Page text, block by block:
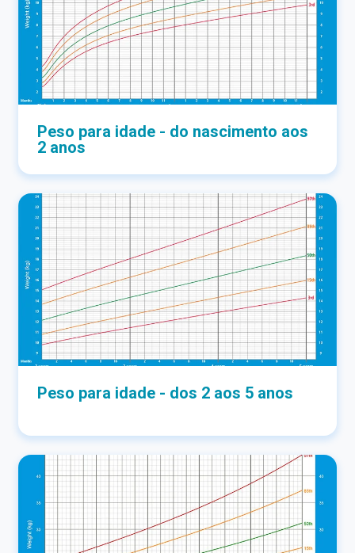
Peso para idade - do nascimento aos
2 anos
Peso para idade - dos 2 aos 5 anos